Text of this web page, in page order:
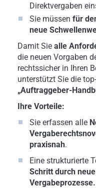
Direktvergaben
Sie müssen für
neue
Damit Sie alle
die neuen Vorgaben
rechtssicher in Ihren
unterstützt Sie die
„Auftraggeber-
Ihre Vorteile:
Sie erfassen alle
praxisnah.
Eine strukturierte
Schritt durch
Vergabeprozesse.